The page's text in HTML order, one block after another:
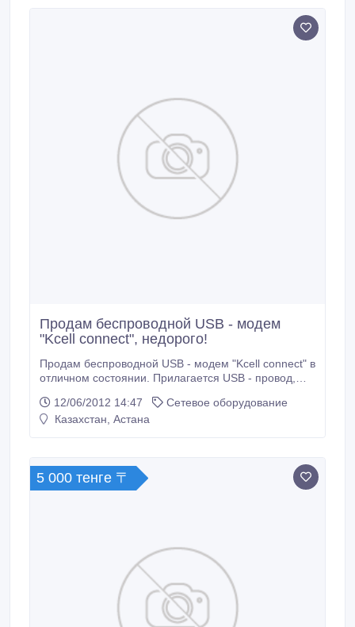
Продам беспроводной USB - модем
"Kcell connect", недорого!
Продам беспроводной USB - модем "Kcell connect" в
отличном состоянии. Прилагается USB - провод,
12/06/2012 14:47
Сетевое оборудование
Казахстан, Астана
5 000 тенге 〒